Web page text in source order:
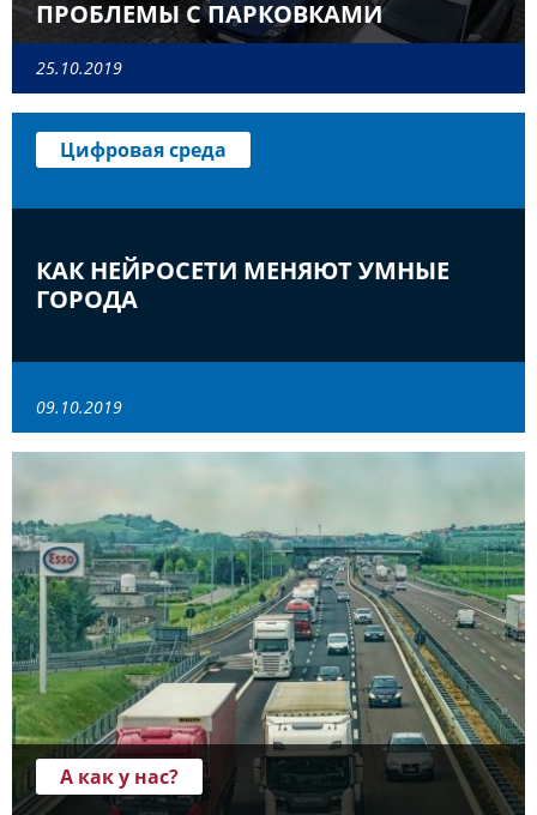
ПРОБЛЕМЫ С ПАРКОВКАМИ
25.10.2019
Цифровая среда
КАК НЕЙРОСЕТИ МЕНЯЮТ УМНЫЕ
ГОРОДА
09.10.2019
А как у нас?